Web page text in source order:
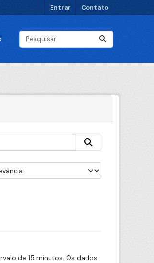
Entrar Contato
de 15 minutos. Os dados